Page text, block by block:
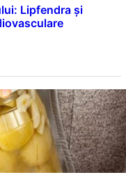
Lipfendra și